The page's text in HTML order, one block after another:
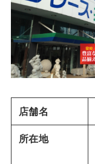
店舗名
所在地